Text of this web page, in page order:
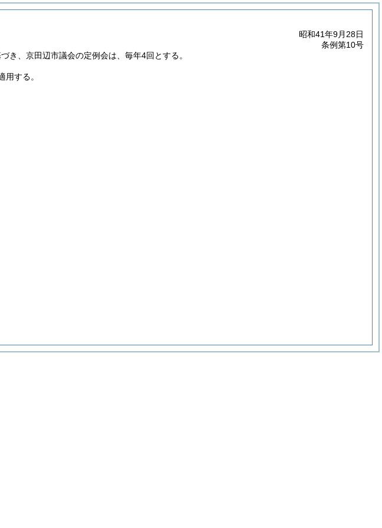
昭和41年9月28日
条例第10号
き、京田辺市議会の定例会は、毎年4回とする。
する。